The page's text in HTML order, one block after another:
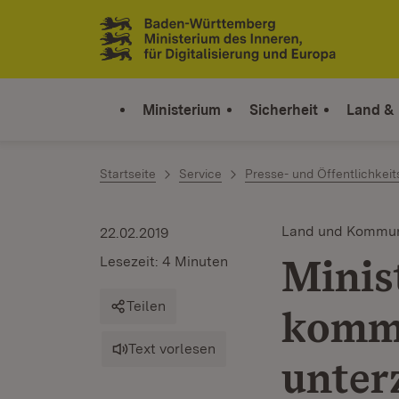
Zum Inhalt springen
Link zur Startseite
Ministerium Sicherheit Land &
Startseite Service Presse- und
Land und
22.02.2019
Lesezeit: 4 Minuten
Teilen
Text vorlesen